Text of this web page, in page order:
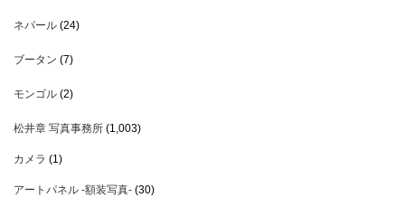
ネパール (24)
ブータン (7)
モンゴル (2)
松井章 写真事務所 (1,003)
カメラ (1)
アートパネル -額装写真- (30)